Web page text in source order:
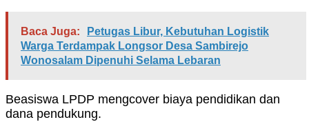
Baca Juga:
Petugas Libur, Kebutuhan Logistik
Warga Terdampak Longsor Desa Sambirejo
Wonosalam Dipenuhi Selama Lebaran
Beasiswa LPDP mengcover biaya pendidikan dan
dana pendukung.